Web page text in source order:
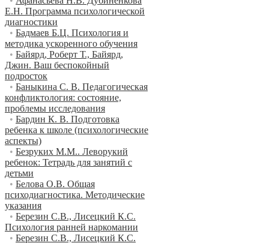
Е.Н. Программа психологической
диагностики
• Бадмаев Б.Ц. Психология и
методика ускоренного обучения
• Байярд, Роберт Т., Байярд,
Джин. Ваш беспокойный
подросток
• Баныкина С. В. Педагогическая
конфликтология: состояние,
проблемы исследования
• Бардин К. В. Подготовка
ребенка к школе (психологические
аспекты)
• Безруких М.М.. Леворукий
ребенок: Тетрадь для занятий с
детьми
• Белова О.В. Общая
психодиагностика. Методические
указания
• Березин С.В., Лисецкий К.С.
Психология ранней наркомании
• Березин С.В., Лисецкий К.С.